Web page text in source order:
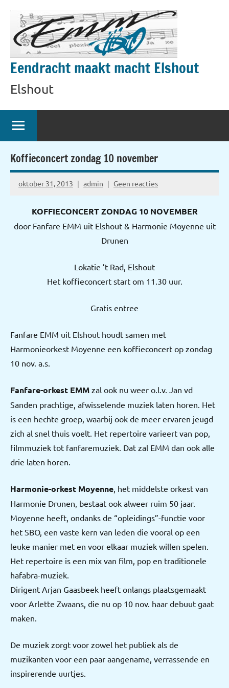
inhoud
springen
Eendracht maakt macht Elshout
Elshout
Koffieconcert zondag 10 november
oktober 31, 2013 admin Geen reacties
KOFFIECONCERT ZONDAG 10 NOVEMBER
door Fanfare EMM uit Elshout & Harmonie Moyenne uit
Drunen
Lokatie ’t Rad, Elshout
Het koffieconcert start om 11.30 uur.
Gratis entree
Fanfare EMM uit Elshout houdt samen met
Harmonieorkest Moyenne een koffieconcert op zondag
10 nov. a.s.
Fanfare-orkest EMM zal ook nu weer o.l.v. Jan vd
Sanden prachtige, afwisselende muziek laten horen. Het
is een hechte groep, waarbij ook de meer ervaren jeugd
zich al snel thuis voelt. Het repertoire varieert van pop,
filmmuziek tot fanfaremuziek. Dat zal EMM dan ook alle
drie laten horen.
Harmonie-orkest Moyenne , het middelste orkest van
Harmonie Drunen, bestaat ook alweer ruim 50 jaar.
Moyenne heeft, ondanks de “opleidings”-functie voor
het SBO, een vaste kern van leden die vooral op een
leuke manier met en voor elkaar muziek willen spelen.
Het repertoire is een mix van film, pop en traditionele
hafabra-muziek.
Dirigent Arjan Gaasbeek heeft onlangs plaatsgemaakt
voor Arlette Zwaans, die nu op 10 nov. haar debuut gaat
maken.
De muziek zorgt voor zowel het publiek als de
muzikanten voor een paar aangename, verrassende en
inspirerende uurtjes.